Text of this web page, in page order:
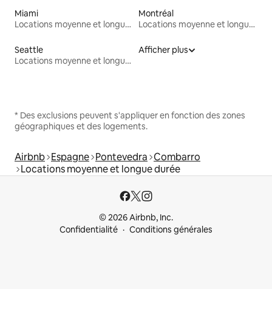
Miami
Locations moyenne et longue durée
Montréal
Locations moyenne et longue durée
Seattle
Locations moyenne et longue durée
Afficher plus
* Des exclusions peuvent s'appliquer en fonction des zones
géographiques et des logements.
Airbnb Espagne Pontevedra Combarro
Locations moyenne et longue durée
© 2026 Airbnb, Inc.
Confidentialité
Conditions générales